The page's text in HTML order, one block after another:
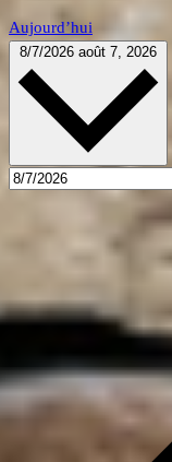
Aujourd’hui
8/7/2026 août 7, 2026